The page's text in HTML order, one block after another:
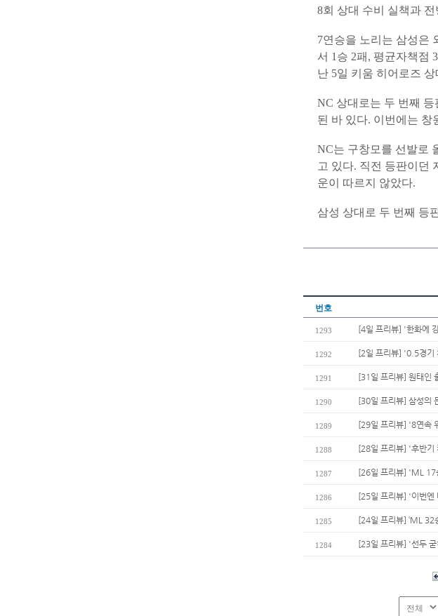
8회 상대 수비 실책과
7연승을 노리는 삼성은
서 1승 2패, 평균자책점
난 5일 키움 히어로즈
NC 상대로는 두 번째
된 바 있다. 이번에는 창
NC는 구창모를 선발로
고 있다. 직전 등판이던
운이 따르지 않았다.
삼성 상대로 두 번째 등
번호
1293 [4일 프리뷰] '한화에
1292 [2일 프리뷰] '0.5경기
1291 [31일 프리뷰] 원태인
1290 [30일 프리뷰] 삼성의
1289 [29일 프리뷰] '8연속
1288 [28일 프리뷰] '후반기
1287 [26일 프리뷰] 'ML 17
1286 [25일 프리뷰] '이번엔
1285 [24일 프리뷰] ‘ML 32
1284 [23일 프리뷰] '선두